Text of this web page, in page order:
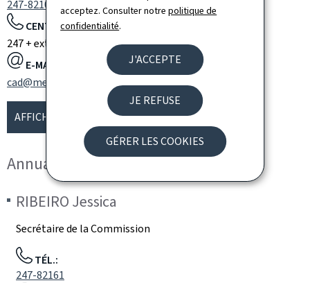
acceptez. Consulter notrepolitique de
confidentialité.
J'ACCEPTE
JE REFUSE
GÉRER LES COOKIES
247-82100
CENTRALE TÉLÉPHONIQUE:
247 + extension
E-MAIL :
cad@me.etat.lu
AFFICHER LA CARTE
Annuaire
RIBEIRO Jessica
Secrétaire de la Commission
TÉL.:
247-82161